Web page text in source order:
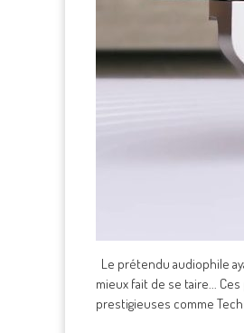
Le prétendu audiophile
mieux fait de se taire...
prestigieuses comme